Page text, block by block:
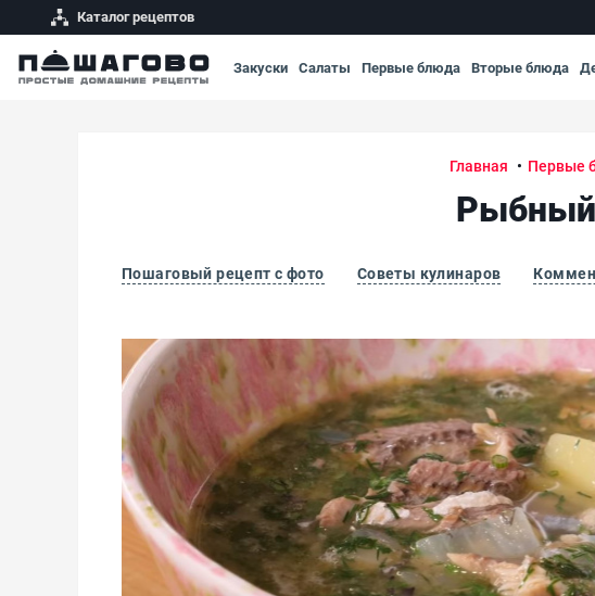
Каталог рецептов
Закуски Салаты Первые блюда Вторые блюда
Главная Первые
Рыбный
Пошаговый рецепт с фото Советы кулинаров
Рыбный суп из консервов сайры